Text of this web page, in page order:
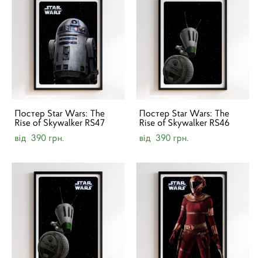
Постер Star Wars: The
Rise of Skywalker RS47
від 390 грн.
Постер Star Wars: The
Rise of Skywalker RS46
від 390 грн.